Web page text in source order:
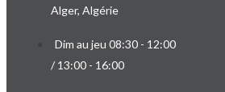
Alger, Algérie
Dim au jeu 08:30 - 12:00
/ 13:00 - 16:00